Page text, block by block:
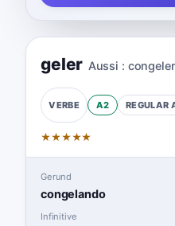
geler Aussi : congeler
VERBE A2 REGULAR
★★★★★
Gerund
congelando
Infinitive